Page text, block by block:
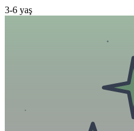
3-6 yaş